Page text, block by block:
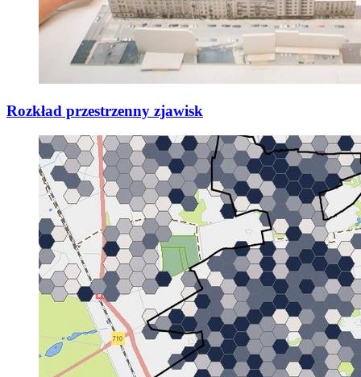
Rozkład przestrzenny zjawisk